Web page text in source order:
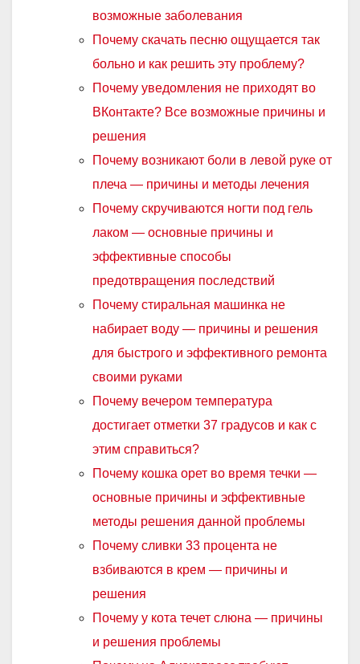
возможные заболевания
Почему скачать песню ощущается так
больно и как решить эту проблему?
Почему уведомления не приходят во
ВКонтакте? Все возможные причины и
решения
Почему возникают боли в левой руке от
плеча — причины и методы лечения
Почему скручиваются ногти под гель
лаком — основные причины и
эффективные способы
предотвращения последствий
Почему стиральная машинка не
набирает воду — причины и решения
для быстрого и эффективного ремонта
своими руками
Почему вечером температура
достигает отметки 37 градусов и как с
этим справиться?
Почему кошка орет во время течки —
основные причины и эффективные
методы решения данной проблемы
Почему сливки 33 процента не
взбиваются в крем — причины и
решения
Почему у кота течет слюна — причины
и решения проблемы